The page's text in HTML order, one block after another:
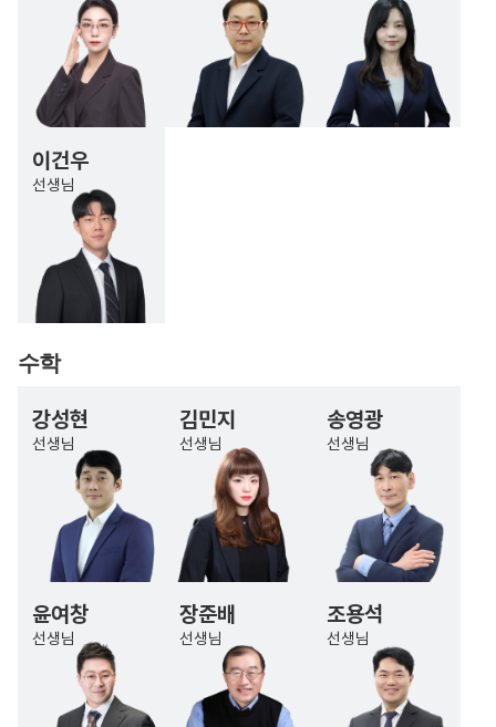
이건우
선생님
수학
강성현
선생님
김민지
선생님
송영광
선생님
윤여창
선생님
장준배
선생님
조용석
선생님